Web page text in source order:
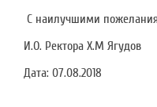
С наилучшими
И.О. Ректора Х.М Ягудов
Дата: 07.08.2018